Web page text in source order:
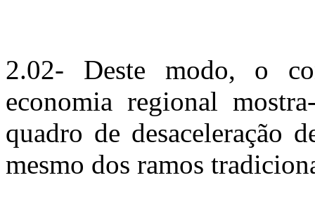
2.02- Deste modo, o
economia regional
quadro de desaceleração
mesmo dos ramos